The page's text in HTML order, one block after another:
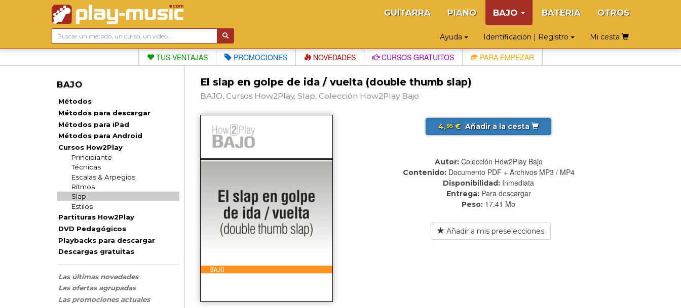
GUITARRA PIANO BAJO BATERIA OTROS
Ayuda Identificación | Registro Mi cesta
TUS VENTAJAS PROMOCIONES NOVEDADES CURSOS GRATUITOS PARA EMPEZAR
BAJO
Métodos
Métodos para descargar
Métodos para iPad
Métodos para Android
Cursos How2Play
Principiante
Técnicas
Escalas & Arpegios
Ritmos
Slap
Estilos
Partituras How2Play
DVD Pedagógicos
Playbacks para descargar
Descargas gratuitas
Las últimas novedades
Las ofertas agrupadas
Las promociones actuales
El slap en golpe de ida / vuelta (double thumb slap)
BAJO, Cursos How2Play, Slap, Colección How2Play Bajo
4,95€ Añadir a la cesta
Autor: Colección How2Play Bajo
Contenido: Documento PDF + Archivos MP3 / MP4
Disponibilidad: Inmediata
Entrega: Para descargar
Peso: 17.41 Mo
Añadir a mis preselecciones